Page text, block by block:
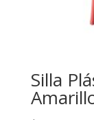
Silla